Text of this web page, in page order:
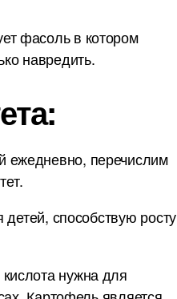
фасоль в котором
навредить.
ежедневно, перечислим
способствую росту
нужна для